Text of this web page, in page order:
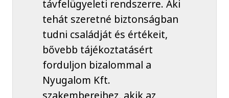
távfelügyeleti rendszerre. Aki
tehát szeretné biztonságban
tudni családját és értékeit,
bővebb tájékoztatásért
forduljon bizalommal a
Nyugalom Kft.
szakembereihez, akik az